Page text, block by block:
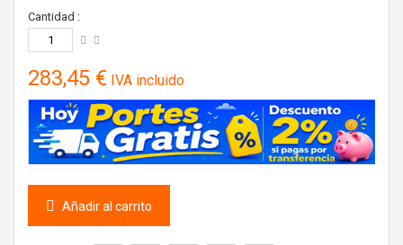
Cantidad :
283,45 € IVA incluido
Añadir al carrito